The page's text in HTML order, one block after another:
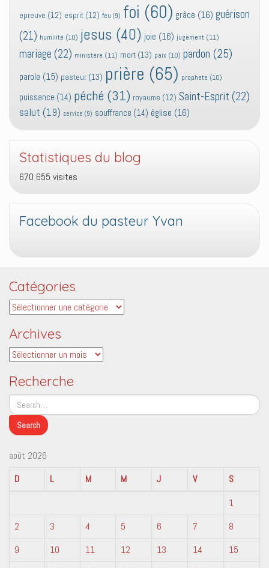
epreuve (12) esprit (12) feu (9) foi (60) grâce (16) guérison
(21) humilité (10) jesus (40) joie (16) jugement (11)
mariage (22) ministère (11) mort (13) paix (10) pardon (25)
parole (15) pasteur (13) prière (65) prophete (10)
puissance (14) péché (31) royaume (12) Saint-Esprit (22)
salut (19) service (9) souffrance (14) église (16)
Statistiques du blog
670 655 visites
Facebook du pasteur Yvan
Catégories
Catégories
Archives
Archives
Recherche
août 2026
D
L M M J V
S
1
2
3 4 5 6 7
8
9
10 11 12 13 14
15